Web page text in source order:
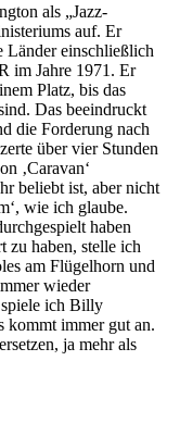
als „Jazz-
auf. Er
Länder einschließlich
im Jahre 1971. Er
Platz, bis das
Das beeindruckt
die Forderung nach
über vier Stunden
‚Caravan‘
beliebt ist, aber nicht
wie ich glaube.
haben
zu haben, stelle ich
am Flügelhorn und
wieder
spiele ich Billy
kommt immer gut an.
ja mehr als